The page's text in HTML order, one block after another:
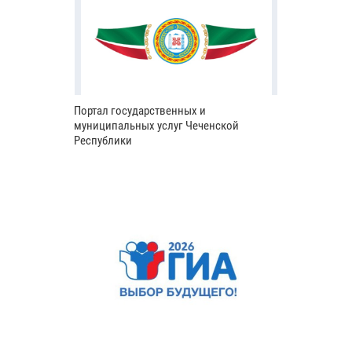
Портал государственных и
муниципальных услуг Чеченской
Республики